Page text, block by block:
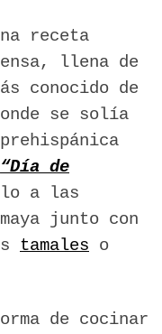
receta
llena de
conocido de
se solía
“Día de
a las
junto con
tamales o
de cocinar